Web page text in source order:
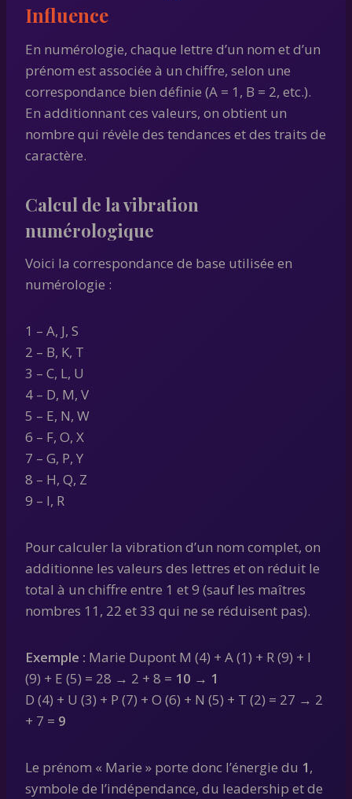
Influence
En numérologie, chaque lettre d’un nom et d’un
prénom est associée à un chiffre, selon une
correspondance bien définie (A = 1, B = 2, etc.).
En additionnant ces valeurs, on obtient un
nombre qui révèle des tendances et des traits de
caractère.
Calcul de la vibration
numérologique
Voici la correspondance de base utilisée en
numérologie :
1 – A, J, S
2 – B, K, T
3 – C, L, U
4 – D, M, V
5 – E, N, W
6 – F, O, X
7 – G, P, Y
8 – H, Q, Z
9 – I, R
Pour calculer la vibration d’un nom complet, on
additionne les valeurs des lettres et on réduit le
total à un chiffre entre 1 et 9 (sauf les maîtres
nombres 11, 22 et 33 qui ne se réduisent pas).
Exemple : Marie Dupont M (4) + A (1) + R (9) + I
(9) + E (5) = 28 → 2 + 8 = 10 → 1
D (4) + U (3) + P (7) + O (6) + N (5) + T (2) = 27 → 2
+ 7 = 9
Le prénom « Marie » porte donc l’énergie du 1,
symbole de l’indépendance, du leadership et de